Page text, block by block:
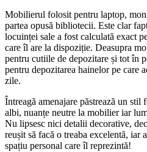
Mobilierul folosit pentru laptop,
partea opusă bibliotecii. Este clar
locuinței sale a fost calculată exact
care îl are la dispoziție. Deasupra
pentru cutiile de depozitare și tot în
pentru depozitarea hainelor pe care
zile.
Întreagă amenajare păstrează un
albi, nuanțe neutre la mobilier iar
Nu lipsesc nici detalii decorative,
reușit să facă o treaba excelentă, iar
spațiu personal care îl reprezintă!